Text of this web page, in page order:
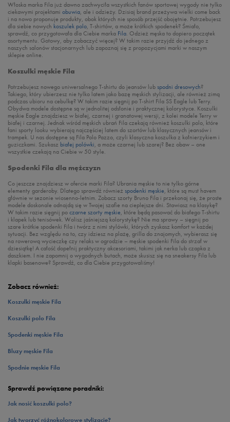
Włoska marka Fila już dawno zachwyciła wszystkich fanów sportowej wygody nie tylko
ciekawymi projektami obuwia, ale i odzieży. Dzisiaj brand przeżywa wielki come back
i na nowo proponuje produkty, obok których nie sposób przejść obojętnie. Potrzebujesz
dla siebie nowych koszulek polo, T-shirtów, a może krótkich spodenek? Śmiało,
sprawdź, co przygotowała dla Ciebie marka Fila. Odzież męska to dopiero początek
asortymentu. Gotowy, aby zobaczyć więcej? W takim razie przyjdź do jednego z
naszych salonów stacjonarnych lub zapoznaj się z propozycjami marki w naszym
sklepie online.
Koszulki męskie Fila
Potrzebujesz nowego uniwersalnego T-shirtu do jeansów lub spodni dresowych?
Takiego, który ubierzesz nie tylko latem jako bazę męskich stylizacji, ale również zimą
podczas ubioru na cebulkę? W takim razie sięgnij po T-shirt Fila SS Eagle lub Terry.
Obydwa modele dostępne są w jednolitej odsłonie i praktycznej kolorystyce. Koszulki
męskie Eagle znajdziesz w białej, czarnej i granatowej wersji, z kolei modele Terry w
białej i czarnej. Jednak wśród męskich ubrań Fila czekają również koszulki polo, które
fani sporty looku wybierają najczęściej latem do szortów lub klasycznych jeansów i
trampek. U nas dostępne są Fila Polo Pazzo, czyli klasyczna koszulka z kołnierzykiem i
guziczkami. Szukasz białej polówki, a może czarnej lub szarej? Bez obaw – one
wszystkie czekają na Ciebie w 50 style.
Spodenki Fila dla mężczyzn
Co jeszcze znajdziesz w ofercie marki Fila? Ubrania męskie to nie tylko górne
elementy garderoby. Dlatego sprawdź również spodenki męskie, które są must havem
głównie w sezonie wiosenno-letnim. Zobacz szorty Bruno Fila i przekonaj się, że proste
modele doskonale odnajdą się w Twojej szafie na cieplejsze dni. Stawiasz na klasykę?
W takim razie sięgnij poczarne szorty męskie, które będą pasować do białego T-shirtu
i klapek lub tenisówek. Wolisz jaśniejszą kolorystykę? Nie ma sprawy – sięgnij po
szare krótkie spodenki Fila i twórz z nimi stylówki, których zyskasz komfort w każdej
sytuacji. Bez względu na to, czy idziesz na plażę, grilla do znajomych, wybierasz się
na rowerową wycieczkę czy relaks w ogrodzie – męskie spodenki Fila do strzał w
dziesiątkę! A całość dopełnij praktyczny akcesoriami, takimi jak nerka lub czapka z
daszkiem. I nie zapomnij o wygodnych butach, może skusisz się na sneakersy Fila lub
klapki basenowe? Sprawdź, co dla Ciebie przygotowaliśmy!
Zobacz również:
Koszulki męskie Fila
Koszulki polo Fila
Spodenki męskie Fila
Bluzy męskie Fila
Spodnie męskie Fila
Sprawdź powiązane poradniki:
Jak nosić koszulki polo?
Jak tworzyć różnokolorowe stylizacje?